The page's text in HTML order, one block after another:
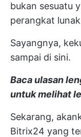
bukan sesuatu
perangkat
Sayangnya,
sampai di sini.
Baca ulasan
untuk melihat
Sekarang,
Bitrix24 yang